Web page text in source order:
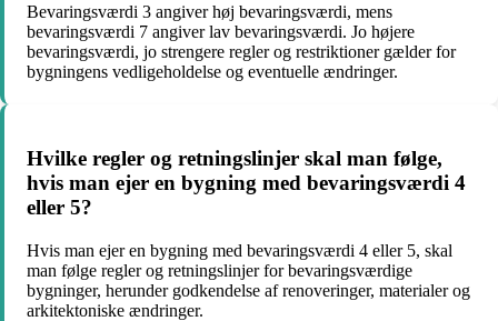
Bevaringsværdi 3 angiver høj bevaringsværdi, mens
bevaringsværdi 7 angiver lav bevaringsværdi. Jo højere
bevaringsværdi, jo strengere regler og restriktioner gælder for
bygningens vedligeholdelse og eventuelle ændringer.
Hvilke regler og retningslinjer skal man følge,
hvis man ejer en bygning med bevaringsværdi 4
eller 5?
Hvis man ejer en bygning med bevaringsværdi 4 eller 5, skal
man følge regler og retningslinjer for bevaringsværdige
bygninger, herunder godkendelse af renoveringer, materialer og
arkitektoniske ændringer.